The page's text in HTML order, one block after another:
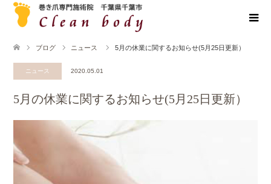
ブログ ニュース 5月の休業に関するお知らせ(5月25日更新）
ニュース 2020.05.01
5月の休業に関するお知らせ(5月25日更新）